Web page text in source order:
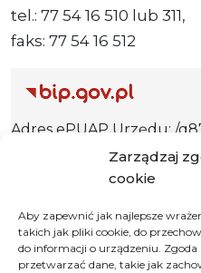
Zarządzaj
cookie
Aby zapewnić jak najlepsze
takich jak pliki cookie, do
do informacji o urządzeniu.
przetwarzać dane, takie jak
tel.: 77 54 16 510 lub 311,
faks: 77 54 16 512
Adres ePUAP Urzędu: /
Adres do
Urzędu: AE:PL-66703-
Polityka prywatności